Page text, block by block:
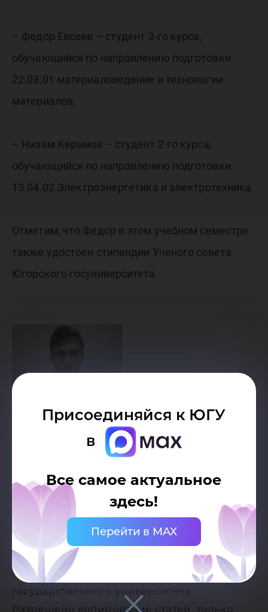
Присоединяйся к ЮГУ
в
Все самое актуальное
здесь!
Перейти в MAX
– Федор Евсеев – студент 3-го курса,
обучающийся по направлению подготовки
22.03.01 материаловедение и технологии
материалов;
– Низам Керамов – студент 2-го курса,
обучающийся по направлению подготовки
13.04.02 Электроэнергетика и электротехника.
Отметим, что Федор в этом учебном семестре
также удостоен стипендии Ученого совета
Югорского госуниверситета.
Дата публикации: 06.11.2015
Автор:
Пресс-служба Югорского
государственного университета
Разрешено копирование статей, только